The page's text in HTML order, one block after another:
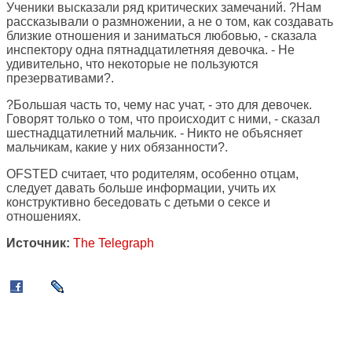
Ученики высказали ряд критических замечаний. ?Нам
рассказывали о размножении, а не о том, как создавать
близкие отношения и заниматься любовью, - сказала
инспектору одна пятнадцатилетняя девочка. - Не
удивительно, что некоторые не пользуются
презервативами?.
?Большая часть то, чему нас учат, - это для девочек.
Говорят только о том, что происходит с ними, - сказал
шестнадцатилетний мальчик. - Никто не объясняет
мальчикам, какие у них обязанности?.
OFSTED считает, что родителям, особенно отцам,
следует давать больше информации, учить их
конструктивно беседовать с детьми о сексе и
отношениях.
Источник: The Telegraph